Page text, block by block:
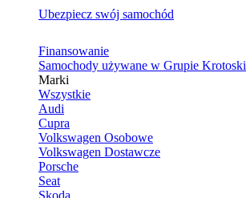
Ubezpiecz swój samochód
Finansowanie
Samochody używane w Grupie Krotoski
Marki
Wszystkie
Audi
Cupra
Volkswagen Osobowe
Volkswagen Dostawcze
Porsche
Seat
Skoda